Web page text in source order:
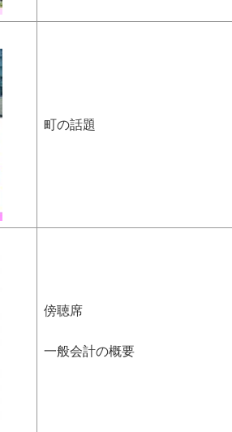
町の話題
傍聴席
一般会計の概要